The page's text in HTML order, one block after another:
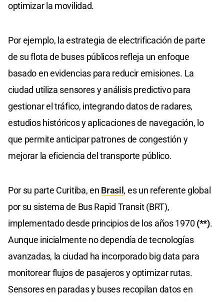
optimizar la movilidad.
Por ejemplo, la estrategia de electrificación de parte
de su flota de buses públicos refleja un enfoque
basado en evidencias para reducir emisiones. La
ciudad utiliza sensores y análisis predictivo para
gestionar el tráfico, integrando datos de radares,
estudios históricos y aplicaciones de navegación, lo
que permite anticipar patrones de congestión y
mejorar la eficiencia del transporte público.
Por su parte Curitiba, en Brasil , es un referente global
por su sistema de Bus Rapid Transit (BRT),
implementado desde principios de los años 1970(**).
Aunque inicialmente no dependía de tecnologías
avanzadas, la ciudad ha incorporado big data para
monitorear flujos de pasajeros y optimizar rutas.
Sensores en paradas y buses recopilan datos en